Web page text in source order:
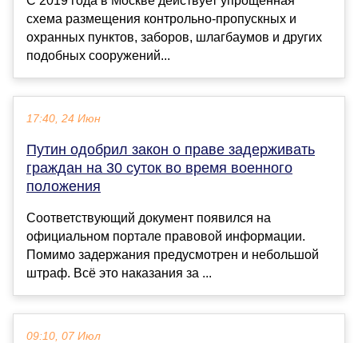
схема размещения контрольно-пропускных и
охранных пунктов, заборов, шлагбаумов и других
подобных сооружений...
17:40, 24 Июн
Путин одобрил закон о праве задерживать
граждан на 30 суток во время военного
положения
Соответствующий документ появился на
официальном портале правовой информации.
Помимо задержания предусмотрен и небольшой
штраф. Всё это наказания за ...
09:10, 07 Июл